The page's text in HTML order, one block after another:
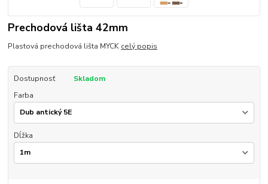
Prechodová lišta 42mm
Plastová prechodová lišta MYCK celý popis
Dostupnosť
Skladom
Farba
Dĺžka